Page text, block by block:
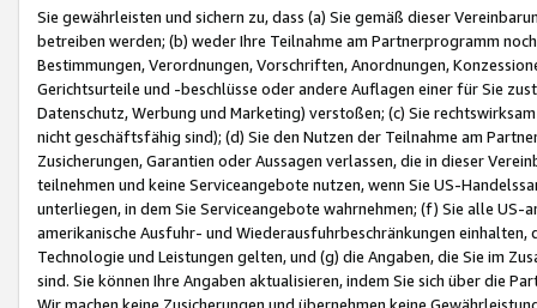
Sie gewährleisten und sichern zu, dass (a) Sie gemäß dieser
betreiben werden; (b) weder Ihre Teilnahme am Partnerprogramm
Bestimmungen, Verordnungen, Vorschriften, Anordnungen,
Gerichtsurteile und -beschlüsse oder andere Auflagen einer für Sie
Datenschutz, Werbung und Marketing) verstoßen; (c) Sie
nicht geschäftsfähig sind); (d) Sie den Nutzen der Teilnahme am
Zusicherungen, Garantien oder Aussagen verlassen, die in dieser
teilnehmen und keine Serviceangebote nutzen, wenn Sie US-
unterliegen, in dem Sie Serviceangebote wahrnehmen; (f) Sie alle
amerikanische Ausfuhr- und Wiederausfuhrbeschränkungen
Technologie und Leistungen gelten, und (g) die Angaben, die Sie im
sind. Sie können Ihre Angaben aktualisieren, indem Sie sich über die